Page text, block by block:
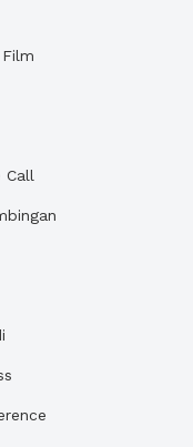
Call